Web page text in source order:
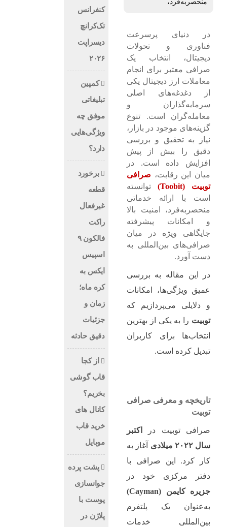
در دنیای پرسرعت
فناوری و تحولات
دیجیتال، انتخاب یک
صرافی معتبر برای انجام
معاملات ارز دیجیتال یکی
از دغدغه‌های اصلی
سرمایه‌گذاران و
معامله‌گران است. تنوع
گزینه‌های موجود در بازار،
نیاز به تحقیق و بررسی
دقیق را بیش از پیش
افزایش داده است. در
میان این رقابت، صرافی
توبیت (Toobit)
توانسته
است با ارائه خدماتی
منحصر‌به‌فرد، امنیت بالا
و امکانات پیشرفته
جایگاهی ویژه در میان
صرافی‌های بین‌المللی به
دست آورد.
در این مقاله به بررسی
عمیق ویژگی‌ها، امکانات
و دلایلی می‌پردازیم که
توبیت را به یکی از بهترین
انتخاب‌ها برای کاربران
تبدیل کرده است.
تاریخچه و معرفی صرافی
توبیت
صرافی توبیت در
اکتبر
سال ۲۰۲۲ میلادی
آغاز به
کار کرد. این صرافی با
دفتر مرکزی خود در
جزیره کایمن (Cayman)
به‌عنوان یک پلتفرم
بین‌المللی خدمات
کنفرانس
تک‌کرانچ
دیسراپت
۲۰۲۶
کمپین
تبلیغاتی
موفق چه
ویژگی‌هایی
دارد؟
برخورد
قطعه
غیرفعال
راکت
فالکون ۹
اسپیس
ایکس به
کره ماه؛
زمان و
جزئیات
دقیق حادثه
از کجا
قاب گوشی
بخریم؟
کانال های
خرید قاب
موبایل
پشت پرده
جوانسازی
پوست با
پلاژن در